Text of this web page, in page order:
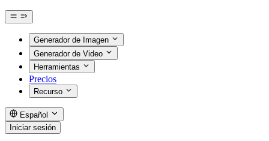
Generador de Imagen
Generador de Video
Herramientas
Precios
Recurso
Español
Iniciar sesión